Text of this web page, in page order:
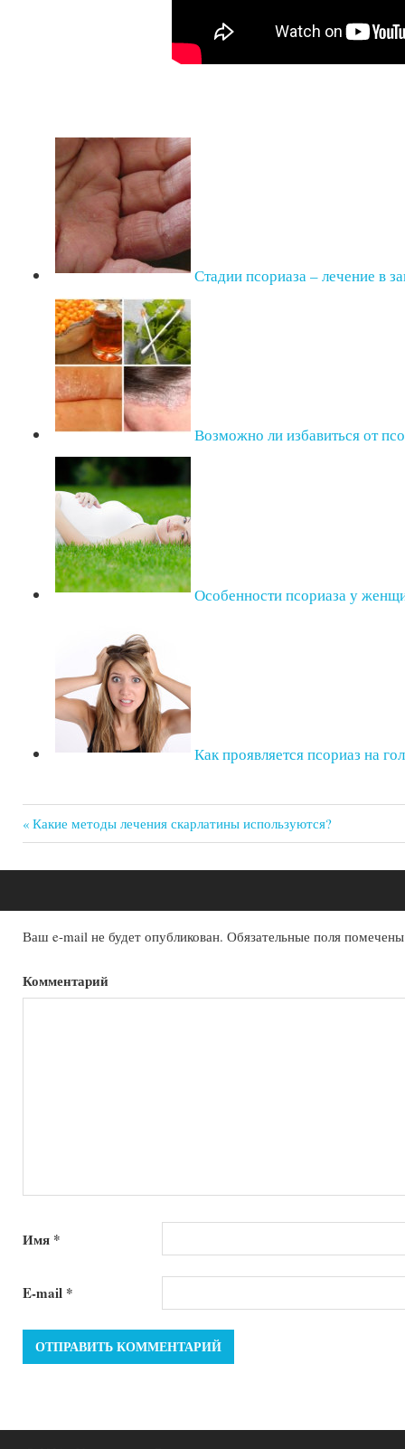
Стадии псориаза – лечение в
Возможно ли избавиться от
Особенности псориаза у
Как проявляется псориаз на
записям
Previous
Post:
Какие методы лечения скарлатины используются?
Ваш e-mail не будет опубликован. Обязательные поля
Комментарий
Имя *
E-mail *